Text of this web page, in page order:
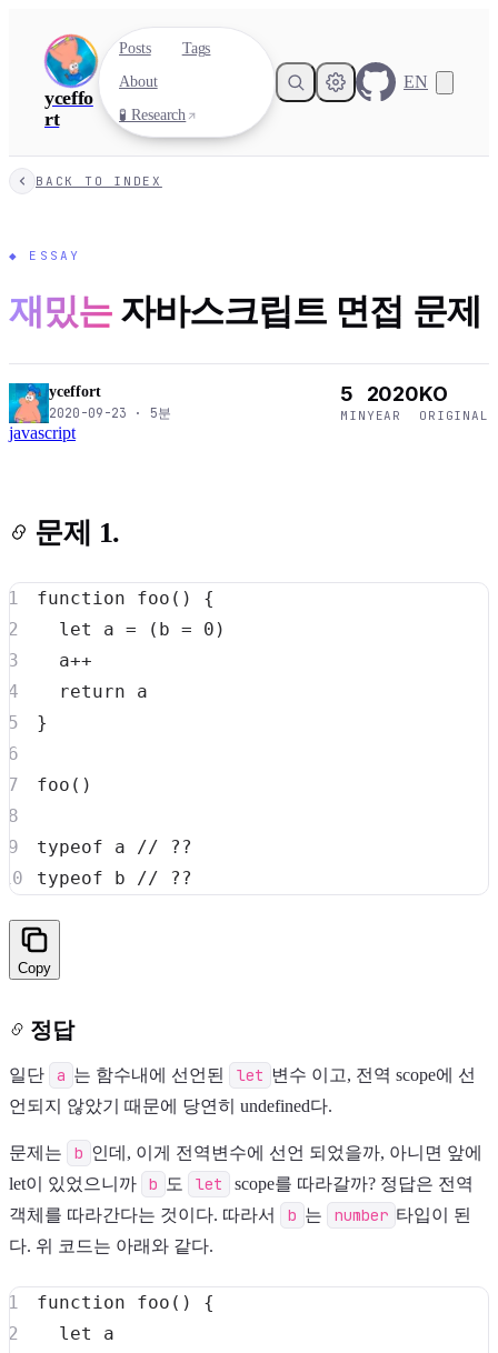
yceffo
rt
Posts
Tags
About
🧪 Research
EN
BACK TO INDEX
◆ ESSAY
재밌는 자바스크립트 면접 문제
yceffort
2020-09-23 · 5분
5
MIN
2020
YEAR
KO
ORIGINAL
javascript
문제 1.
function foo ( )
{
let
a = ( b = 0 )
  a
++
return
}
foo ( )
typeof a // ??
typeof b // ??
Copy
정답
일단 a 는 함수내에 선언된 let 변수 이고, 전역 scope에 선
언되지 않았기 때문에 당연히 undefined다.
문제는 b 인데, 이게 전역변수에 선언 되었을까, 아니면 앞에
let이 있었으니까
b 도 let
scope를 따라갈까? 정답은 전역
객체를 따라간다는 것이다. 따라서
b 는 number 타입이 된
다. 위 코드는 아래와 같다.
function foo ( )
{
let